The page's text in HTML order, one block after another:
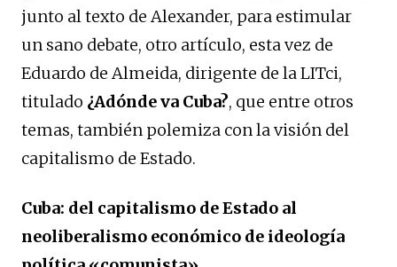
junto al texto de Alexander, para estimular
un sano debate, otro artículo, esta vez de
Eduardo de Almeida, dirigente de la LITci,
titulado ¿Adónde va Cuba?, que entre otros
temas, también polemiza con la visión del
capitalismo de Estado.
Cuba: del capitalismo de Estado al
neoliberalismo económico de ideología